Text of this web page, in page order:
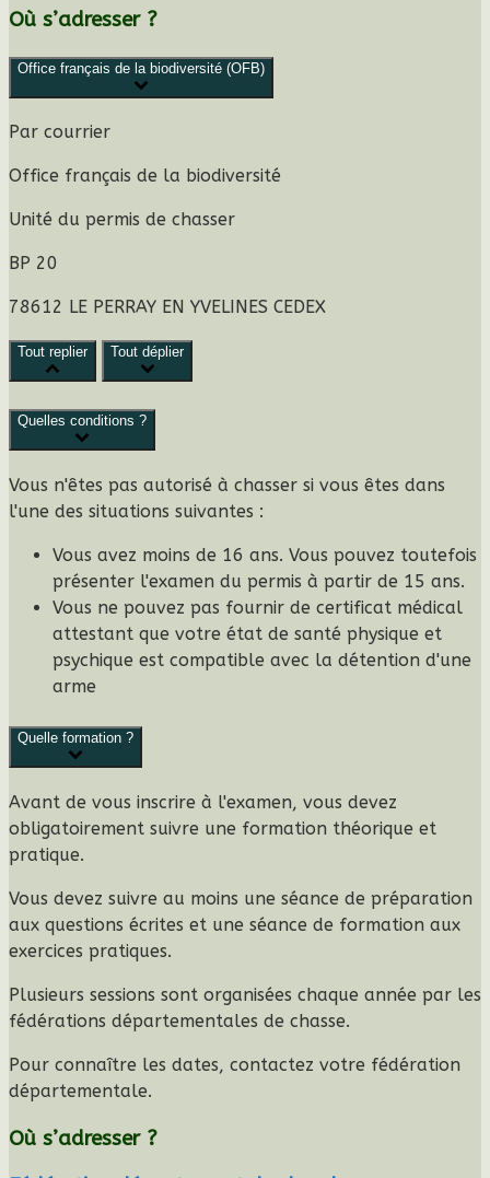
Où s’adresser ?
Office français de la biodiversité (OFB)
Par courrier
Office français de la biodiversité
Unité du permis de chasser
BP 20
78612 LE PERRAY EN YVELINES CEDEX
Tout replier Tout déplier
Quelles conditions ?
Vous n'êtes pas autorisé à chasser si vous êtes dans
l'une des situations suivantes :
Vous avez moins de 16 ans. Vous pouvez toutefois
présenter l'examen du permis à partir de 15 ans.
Vous ne pouvez pas fournir de certificat médical
attestant que votre état de santé physique et
psychique est compatible avec la détention d'une
arme
Quelle formation ?
Avant de vous inscrire à l'examen, vous devez
obligatoirement suivre une formation théorique et
pratique.
Vous devez suivre au moins une séance de préparation
aux questions écrites et une séance de formation aux
exercices pratiques.
Plusieurs sessions sont organisées chaque année par les
fédérations départementales de chasse.
Pour connaître les dates, contactez votre fédération
départementale.
Où s’adresser ?